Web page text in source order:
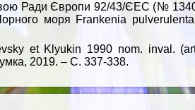
Ради Європи 92/43/ЄЕС (№
моря Frankenia
et Klyukin 1990 nom. inval.
2019. – С. 337-338.